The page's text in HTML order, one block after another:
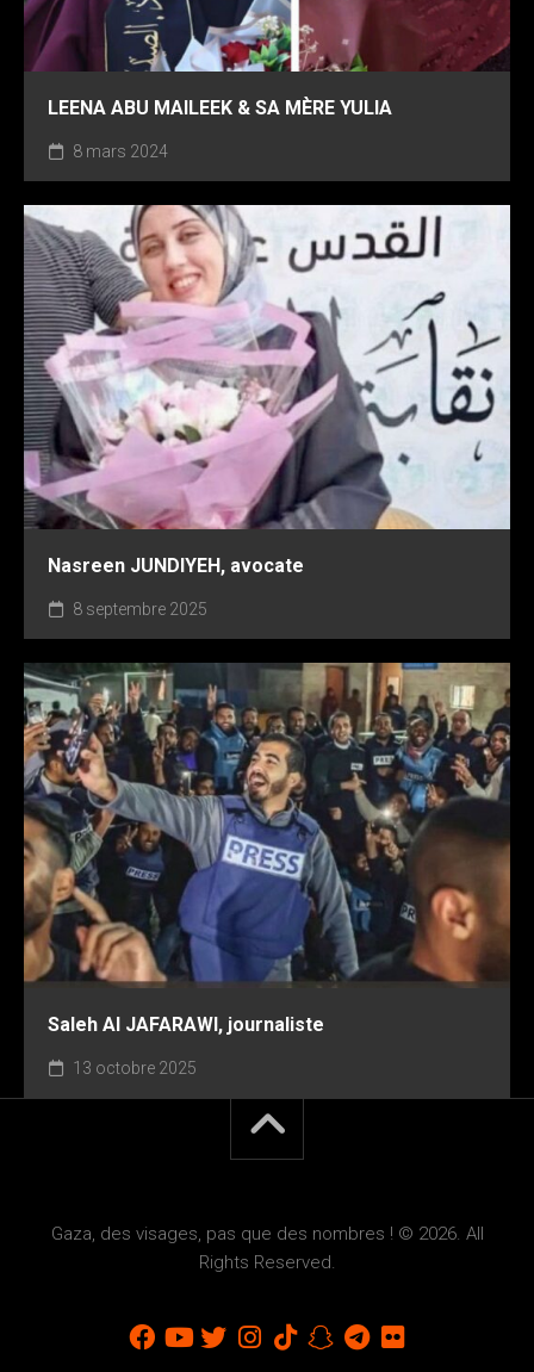
LEENA ABU MAILEEK & SA MÈRE YULIA
8 mars 2024
Nasreen JUNDIYEH, avocate
8 septembre 2025
Saleh AI JAFARAWI, journaliste
13 octobre 2025
Gaza, des visages, pas que des nombres ! © 2026. All
Rights Reserved.